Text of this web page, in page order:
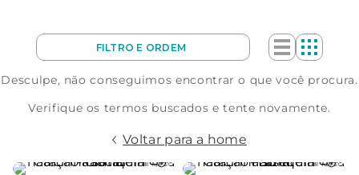
Desculpe, não conseguimos encontrar o que você procura.
Verifique os termos buscados e tente novamente.
Voltar para a home